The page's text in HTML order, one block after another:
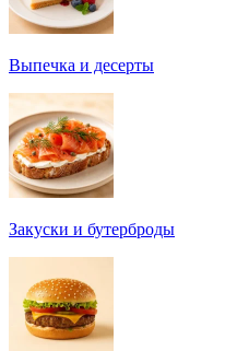
Выпечка и десерты
Закуски и бутерброды